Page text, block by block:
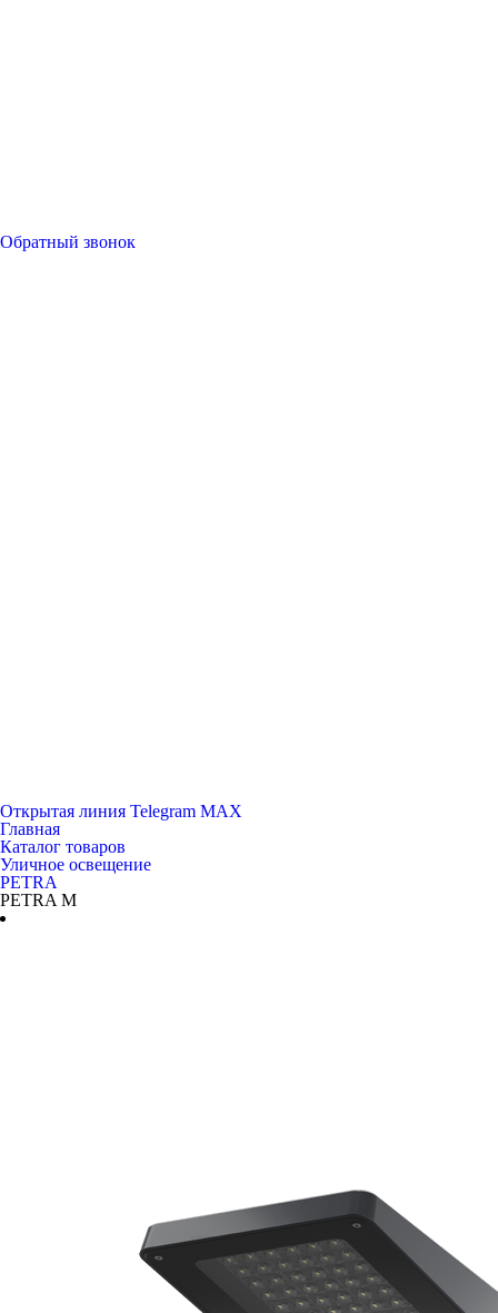
Обратный звонок
Открытая линия Telegram MAX
Главная
Каталог товаров
Уличное освещение
PETRA
PETRA M